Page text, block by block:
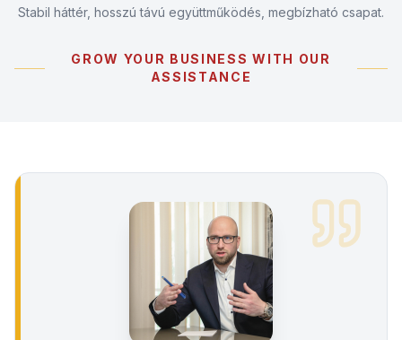
Stabil háttér, hosszú távú együttműködés, megbízható csapat.
GROW YOUR BUSINESS WITH OUR
ASSISTANCE